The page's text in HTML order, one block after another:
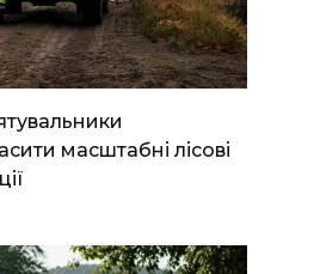
масштабні лісові